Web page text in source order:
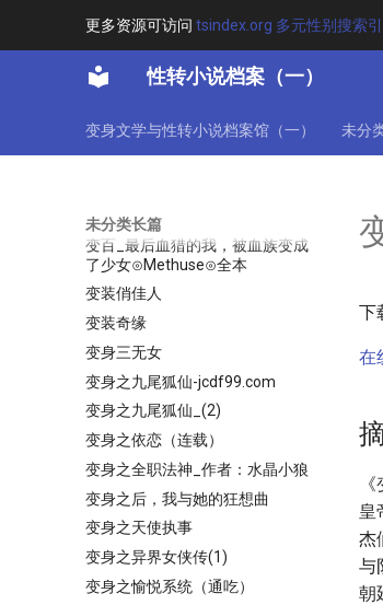
更多资源可访问 tsindex.org 多元性别搜索
性转小说档案（一）
变身文学与性转小说档案馆（一） 未分
未分类长篇
变成魔法少女的我不可能变不回去
变成鲨鱼娘了怎么办_作者花惹尘
_全本_百合刺猬猫
老羊⊙全本
变百_最后血猎的我，被血族变成
了少女⊙Methuse⊙全本
变装俏佳人
变装奇缘
变身三无女
变身之九尾狐仙-jcdf99.com
变身之九尾狐仙_(2)
变身之依恋（连载）
变身之全职法神_作者：水晶小狼
变身之后，我与她的狂想曲
变身之天使执事
变身之异界女侠传(1)
变身之愉悦系统（通吃）
下
在
皇
杰
与
朝